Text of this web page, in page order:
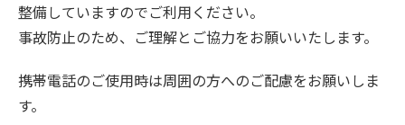
整備していますのでご利用ください。
事故防止のため、ご理解とご協力をお願いいたします。
携帯電話のご使用時は周囲の方へのご配慮をお願いしま
す。